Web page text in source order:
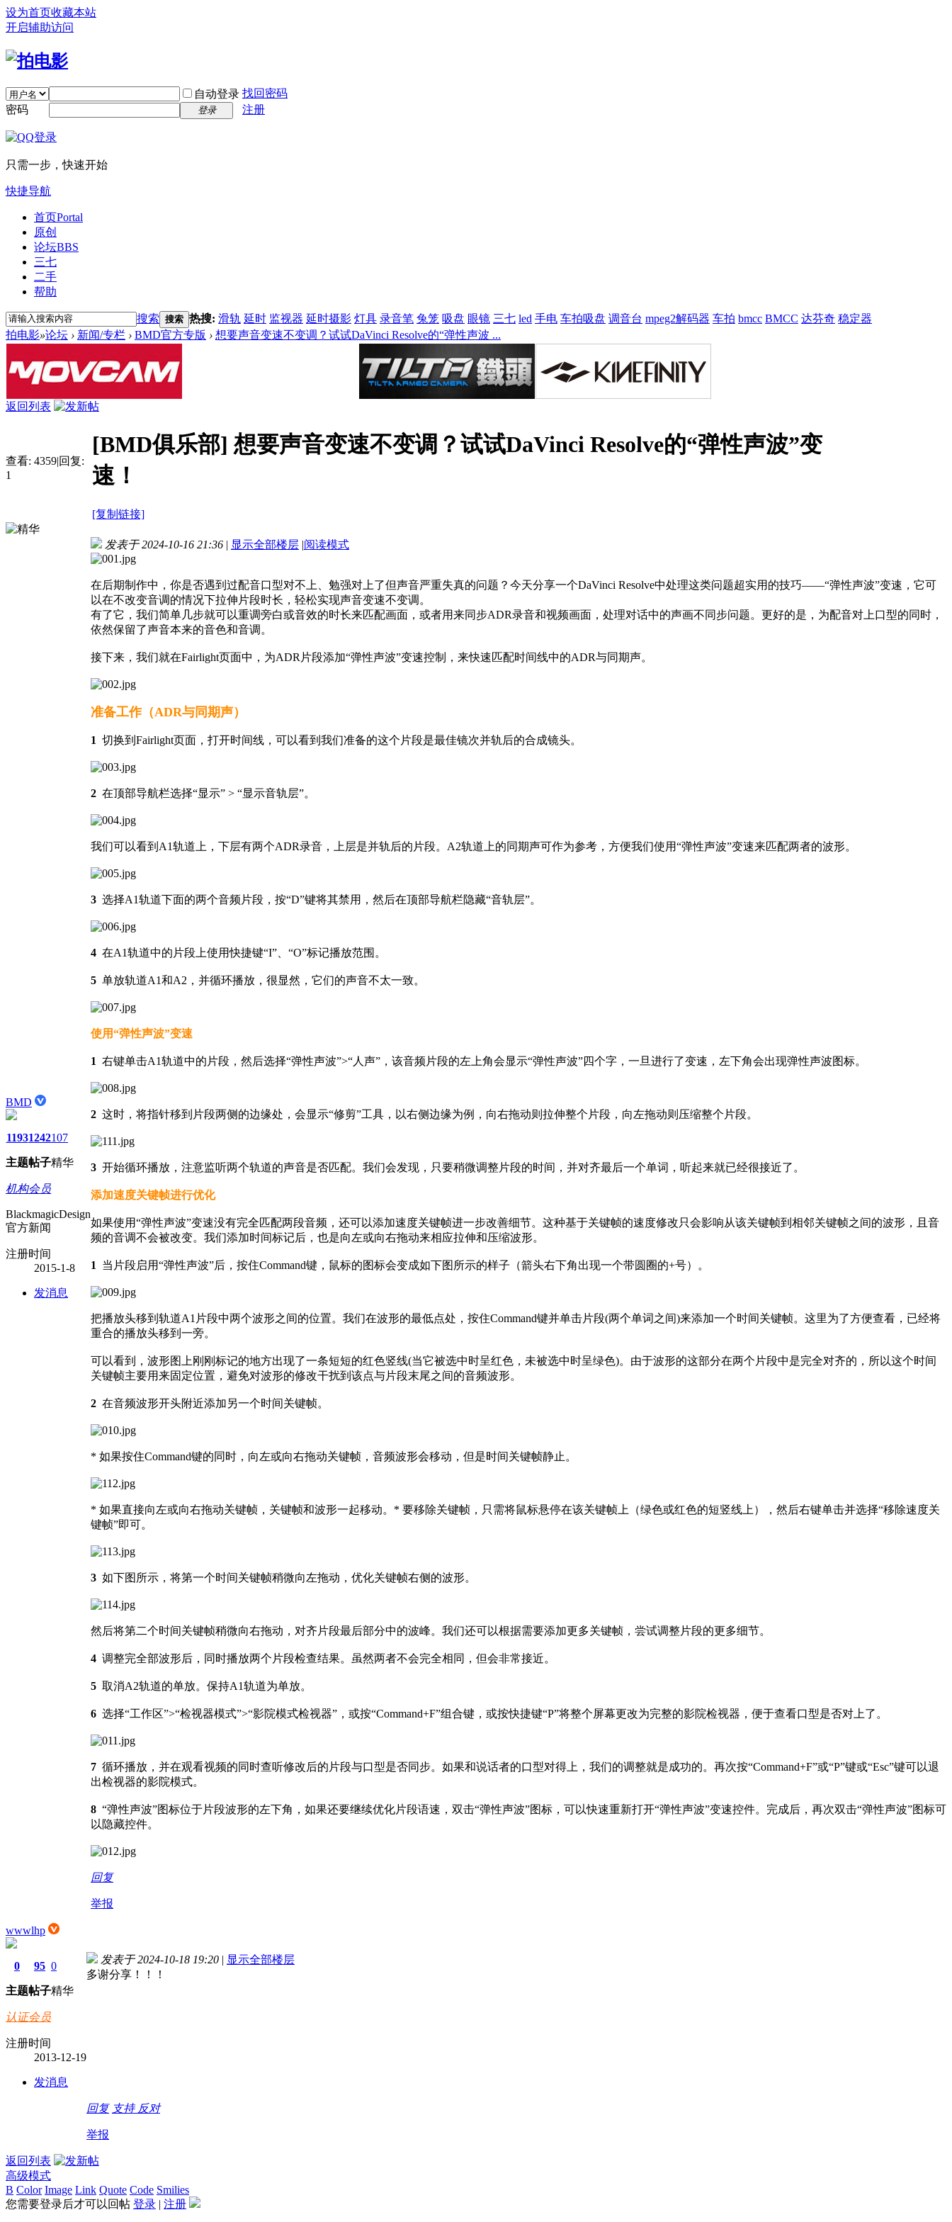
设为首页收藏本站
开启辅助访问
自动登录 找回密码
密码
登录 注册
只需一步，快速开始
快捷导航
首页Portal
原创
论坛BBS
三七
二手
帮助
搜索 搜索 热搜: 滑轨 延时 监视器 延时摄影 灯具 录音笔 兔笼 吸盘 眼镜 三七 led 手电 车拍吸盘 调音台 mpeg2解码器 车拍 bmcc BMCC 达芬奇 稳定器
拍电影»论坛 › 新闻/专栏 › BMD官方专版 › 想要声音变速不变调？试试DaVinci Resolve的“弹性声波 ...
返回列表
查看: 4359|回复:
1
[BMD俱乐部] 想要声音变速不变调？试试DaVinci Resolve的“弹性声波”变
速！
[复制链接]
BMD
1193
主题
1242
帖子
107
精华
机构会员
BlackmagicDesign
官方新闻
注册时间
2015-1-8
发消息
发表于 2024-10-16 21:36 | 显示全部楼层 |阅读模式
在后期制作中，你是否遇到过配音口型对不上、勉强对上了但声音严重失真的问题？今天分享一个DaVinci Resolve中处理这类问题超实用的技巧——“弹性声波”变速，它可
以在不改变音调的情况下拉伸片段时长，轻松实现声音变速不变调。
有了它，我们简单几步就可以重调旁白或音效的时长来匹配画面，或者用来同步ADR录音和视频画面，处理对话中的声画不同步问题。更好的是，为配音对上口型的同时，
依然保留了声音本来的音色和音调。
接下来，我们就在Fairlight页面中，为ADR片段添加“弹性声波”变速控制，来快速匹配时间线中的ADR与同期声。
准备工作（ADR与同期声）
1 切换到Fairlight页面，打开时间线，可以看到我们准备的这个片段是最佳镜次并轨后的合成镜头。
2 在顶部导航栏选择“显示” > “显示音轨层”。
我们可以看到A1轨道上，下层有两个ADR录音，上层是并轨后的片段。A2轨道上的同期声可作为参考，方便我们使用“弹性声波”变速来匹配两者的波形。
3 选择A1轨道下面的两个音频片段，按“D”键将其禁用，然后在顶部导航栏隐藏“音轨层”。
4 在A1轨道中的片段上使用快捷键“I”、“O”标记播放范围。
5 单放轨道A1和A2，并循环播放，很显然，它们的声音不太一致。
使用“弹性声波”变速
1 右键单击A1轨道中的片段，然后选择“弹性声波”>“人声”，该音频片段的左上角会显示“弹性声波”四个字，一旦进行了变速，左下角会出现弹性声波图标。
2 这时，将指针移到片段两侧的边缘处，会显示“修剪”工具，以右侧边缘为例，向右拖动则拉伸整个片段，向左拖动则压缩整个片段。
3 开始循环播放，注意监听两个轨道的声音是否匹配。我们会发现，只要稍微调整片段的时间，并对齐最后一个单词，听起来就已经很接近了。
添加速度关键帧进行优化
如果使用“弹性声波”变速没有完全匹配两段音频，还可以添加速度关键帧进一步改善细节。这种基于关键帧的速度修改只会影响从该关键帧到相邻关键帧之间的波形，且音
频的音调不会被改变。我们添加时间标记后，也是向左或向右拖动来相应拉伸和压缩波形。
1 当片段启用“弹性声波”后，按住Command键，鼠标的图标会变成如下图所示的样子（箭头右下角出现一个带圆圈的+号）。
把播放头移到轨道A1片段中两个波形之间的位置。我们在波形的最低点处，按住Command键并单击片段(两个单词之间)来添加一个时间关键帧。这里为了方便查看，已经将
重合的播放头移到一旁。
可以看到，波形图上刚刚标记的地方出现了一条短短的红色竖线(当它被选中时呈红色，未被选中时呈绿色)。由于波形的这部分在两个片段中是完全对齐的，所以这个时间
关键帧主要用来固定位置，避免对波形的修改干扰到该点与片段末尾之间的音频波形。
2 在音频波形开头附近添加另一个时间关键帧。
* 如果按住Command键的同时，向左或向右拖动关键帧，音频波形会移动，但是时间关键帧静止。
* 如果直接向左或向右拖动关键帧，关键帧和波形一起移动。* 要移除关键帧，只需将鼠标悬停在该关键帧上（绿色或红色的短竖线上），然后右键单击并选择“移除速度关
键帧”即可。
3 如下图所示，将第一个时间关键帧稍微向左拖动，优化关键帧右侧的波形。
然后将第二个时间关键帧稍微向右拖动，对齐片段最后部分中的波峰。我们还可以根据需要添加更多关键帧，尝试调整片段的更多细节。
4 调整完全部波形后，同时播放两个片段检查结果。虽然两者不会完全相同，但会非常接近。
5 取消A2轨道的单放。保持A1轨道为单放。
6 选择“工作区”>“检视器模式”>“影院模式检视器”，或按“Command+F”组合键，或按快捷键“P”将整个屏幕更改为完整的影院检视器，便于查看口型是否对上了。
7 循环播放，并在观看视频的同时查听修改后的片段与口型是否同步。如果和说话者的口型对得上，我们的调整就是成功的。再次按“Command+F”或“P”键或“Esc”键可以退
出检视器的影院模式。
8 “弹性声波”图标位于片段波形的左下角，如果还要继续优化片段语速，双击“弹性声波”图标，可以快速重新打开“弹性声波”变速控件。完成后，再次双击“弹性声波”图标可
以隐藏控件。
回复
举报
wwwlhp
0
主题
95
帖子
0
精华
认证会员
注册时间
2013-12-19
发消息
发表于 2024-10-18 19:20 | 显示全部楼层
多谢分享！！！
回复 支持 反对
举报
返回列表
高级模式
B Color Image Link Quote Code Smilies
您需要登录后才可以回帖 登录 | 注册